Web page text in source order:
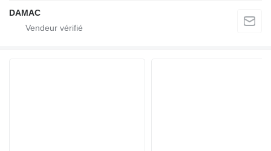
DAMAC